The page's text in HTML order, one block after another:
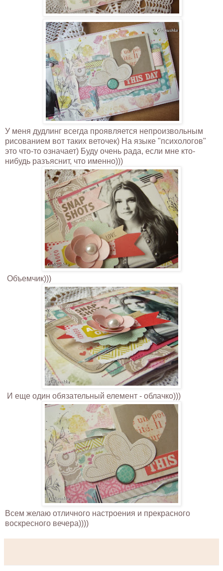
У меня дудлинг всегда проявляется непроизвольным
рисованием вот таких веточек) На языке "психологов"
это что-то означает) Буду очень рада, если мне кто-
нибудь разъяснит, что именно)))
Объемчик)))
И еще один обязательный елемент - облачко)))
Всем желаю отличного настроения и прекрасного
воскресного вечера))))